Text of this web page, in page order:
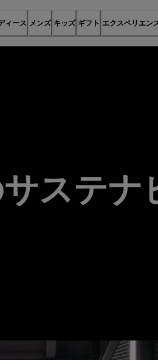
ィース メンズ キッズ ギフト エクスペリエン
のサステ